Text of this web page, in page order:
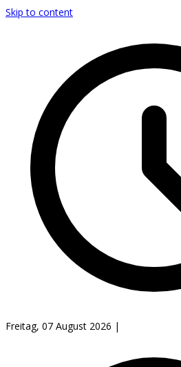
Skip to content
Freitag, 07 August 2026 |